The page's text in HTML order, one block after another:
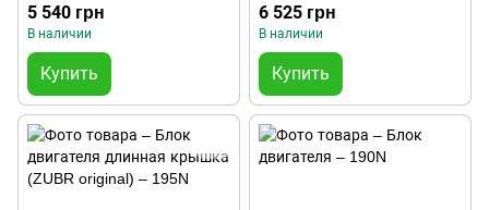
5 540 грн
В наличии
Купить
6 525 грн
В наличии
Купить